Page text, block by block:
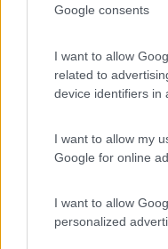
Google consents
I want to allow
related to
device identifiers in
I want to allow my
Google for online
I want to allow
personalized
servizio.
Modificato da Lino63 il 06/08/
MarcoBo
Inserito il07/08/2017
Da quello che ho letto qui
degli antifurti non viene
superfluo rispetto